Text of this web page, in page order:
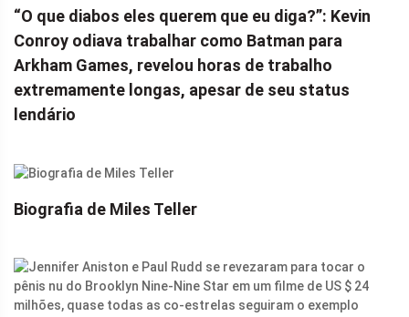
“O que diabos eles querem que eu diga?”: Kevin
Conroy odiava trabalhar como Batman para
Arkham Games, revelou horas de trabalho
extremamente longas, apesar de seu status
lendário
Biografia de Miles Teller